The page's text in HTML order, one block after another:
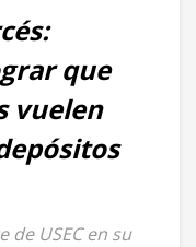
que
vuelen
de USEC en su